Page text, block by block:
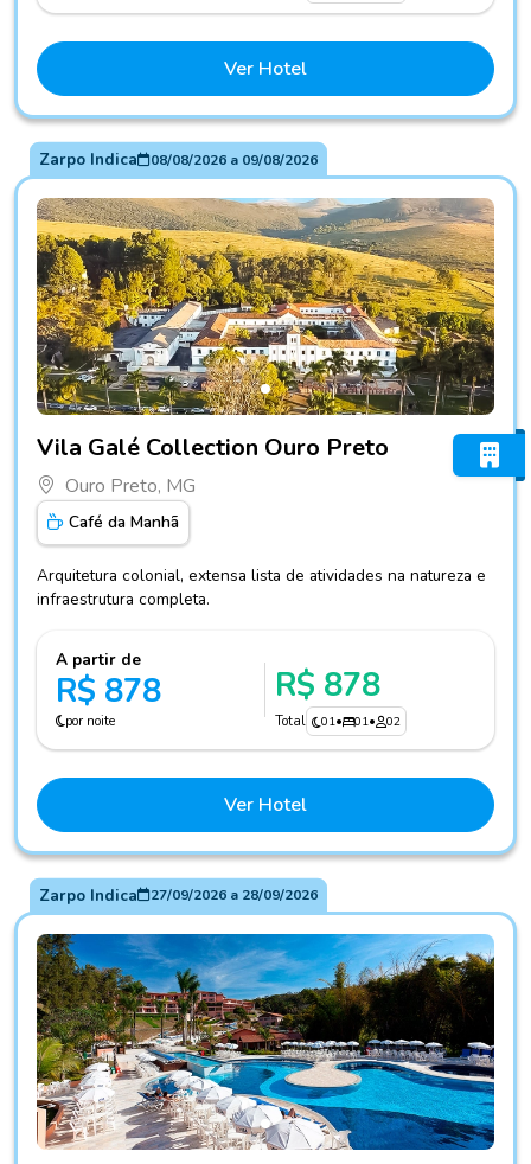
Ver Hotel
Zarpo Indica 08/08/2026a 09/08/2026
Vila Galé Collection Ouro Preto
Ouro Preto, MG
Café da Manhã
Arquitetura colonial, extensa lista de atividades na natureza e
infraestrutura completa.
A partir de
R$ 878
por noite
R$ 878
Total 01• 01• 02
Ver Hotel
Zarpo Indica 27/09/2026a 28/09/2026